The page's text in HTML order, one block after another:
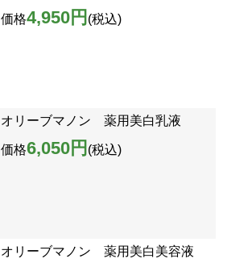
価格4,950円 (税込)
オリーブマノン 薬用美白乳液
価格6,050円 (税込)
オリーブマノン 薬用美白美容液